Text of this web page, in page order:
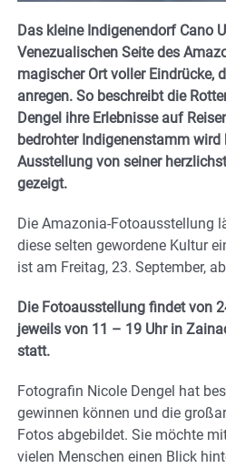
Das kleine Indigenendorf Cano
Venezualischen Seite des
magischer Ort voller Eindrücke,
anregen. So beschreibt die
Dengel ihre Erlebnisse auf
bedrohter Indigenenstamm wird
Ausstellung von seiner
gezeigt.
Die Amazonia-Fotoausstellung
diese selten gewordene Kultur
ist am Freitag, 23. September,
Die Fotoausstellung findet von
jeweils von 11 – 19 Uhr in
statt.
Fotografin Nicole Dengel hat
gewinnen können und die
Fotos abgebildet. Sie möchte
vielen Menschen einen Blick